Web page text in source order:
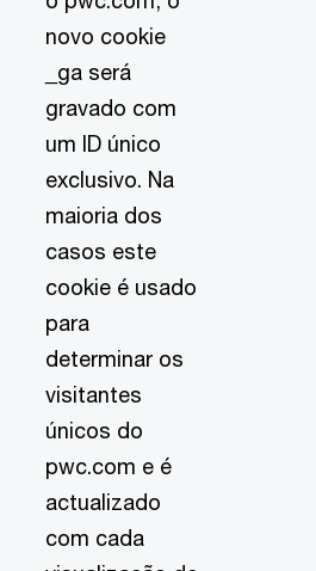
novo cookie
_ga será
gravado com
um ID único
exclusivo. Na
maioria dos
casos este
cookie é usado
para
determinar os
visitantes
únicos do
pwc.com e é
actualizado
com cada